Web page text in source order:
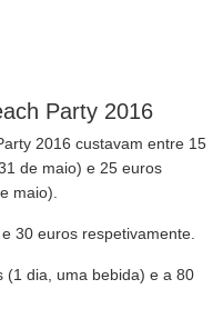
Party 2016
2016 custavam entre 15
de maio) e 25 euros
maio).
30 euros respetivamente.
(1 dia, uma bebida) e a 80